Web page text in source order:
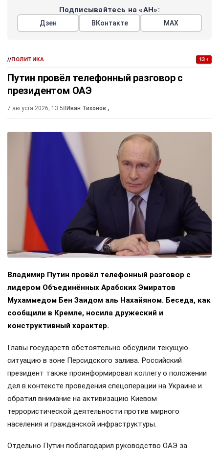
Подписывайтесь на «АН»:
Дзен ВКонтакте МАХ
//ПОЛИТИКА 13+
Путин провёл телефонный разговор с
президентом ОАЭ
7 августа 2026, 13:58Иван Тихонов ,
Владимир Путин провёл телефонный разговор с
лидером Объединённых Арабских Эмиратов
Мухаммедом Бен Заидом аль Нахайяном. Беседа, как
сообщили в Кремле, носила дружеский и
конструктивный характер.
Главы государств обстоятельно обсудили текущую
ситуацию в зоне Персидского залива. Российский
президент также проинформировал коллегу о положении
дел в контексте проведения спецоперации на Украине и
обратил внимание на активизацию Киевом
террористической деятельности против мирного
населения и гражданской инфраструктуры.
Отдельно Путин поблагодарил руководство ОАЭ за